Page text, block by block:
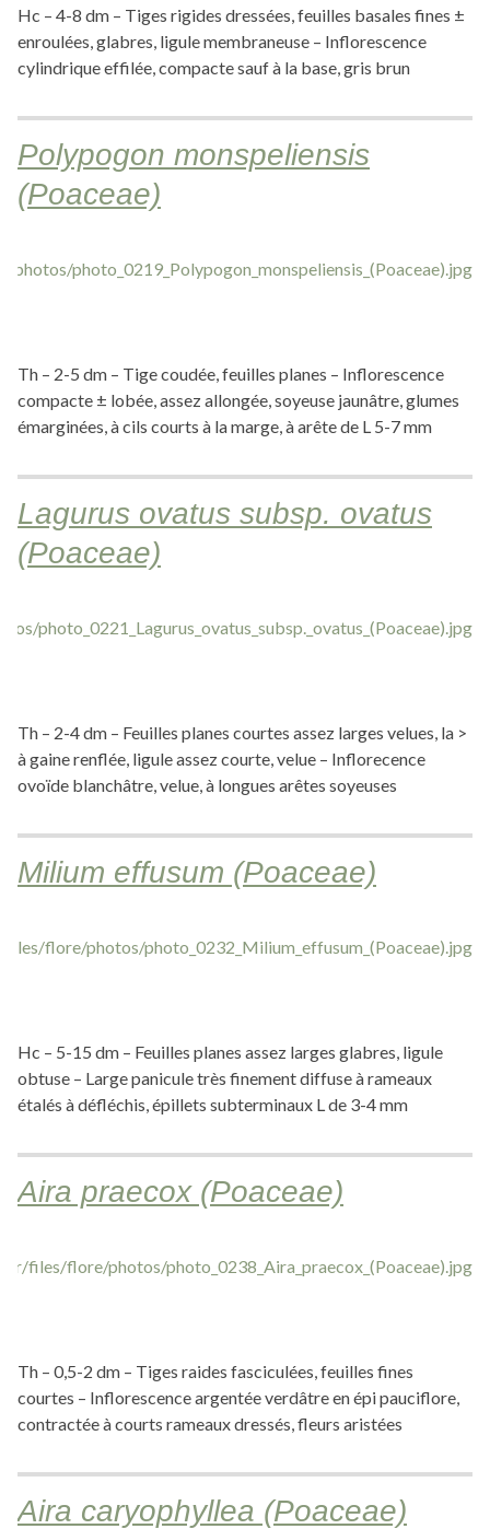
Hc – 4-8 dm – Tiges rigides dressées, feuilles basales fines ±
enroulées, glabres, ligule membraneuse – Inflorescence
cylindrique effilée, compacte sauf à la base, gris brun
Polypogon monspeliensis
(Poaceae)
Th – 2-5 dm – Tige coudée, feuilles planes – Inflorescence
compacte ± lobée, assez allongée, soyeuse jaunâtre, glumes
émarginées, à cils courts à la marge, à arête de L 5-7 mm
Lagurus ovatus subsp. ovatus
(Poaceae)
Th – 2-4 dm – Feuilles planes courtes assez larges velues, la >
à gaine renflée, ligule assez courte, velue – Inflorecence
ovoïde blanchâtre, velue, à longues arêtes soyeuses
Milium effusum (Poaceae)
Hc – 5-15 dm – Feuilles planes assez larges glabres, ligule
obtuse – Large panicule très finement diffuse à rameaux
étalés à défléchis, épillets subterminaux L de 3-4 mm
Aira praecox (Poaceae)
Th – 0,5-2 dm – Tiges raides fasciculées, feuilles fines
courtes – Inflorescence argentée verdâtre en épi pauciflore,
contractée à courts rameaux dressés, fleurs aristées
Aira caryophyllea (Poaceae)